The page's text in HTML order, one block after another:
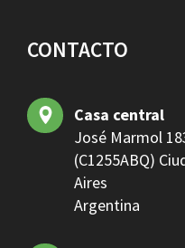
CONTACTO
Casa central
José Marmol
(C1255ABQ)
Aires
Argentina